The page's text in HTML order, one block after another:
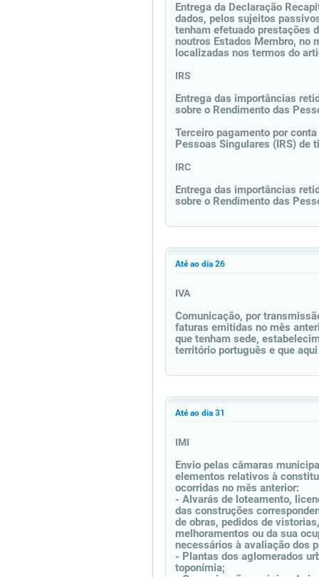
Entrega da Declaração
dados, pelos sujeitos
tenham efetuado prestações
noutros Estados Membro, no
localizadas nos termos do
IRS
Entrega das importâncias
sobre o Rendimento das
Terceiro pagamento por
Pessoas Singulares (IRS) de
IRC
Entrega das importâncias
sobre o Rendimento das
Até ao dia 26
IVA
Comunicação, por
faturas emitidas no mês
que tenham sede,
território português e que
Até ao dia 31
IMI
Envio pelas câmaras
elementos relativos à
ocorridas no mês anterior:
- Alvarás de loteamento,
das construções
de obras, pedidos de
melhoramentos ou da sua
necessários à avaliação dos
- Plantas dos aglomerados
toponímia;